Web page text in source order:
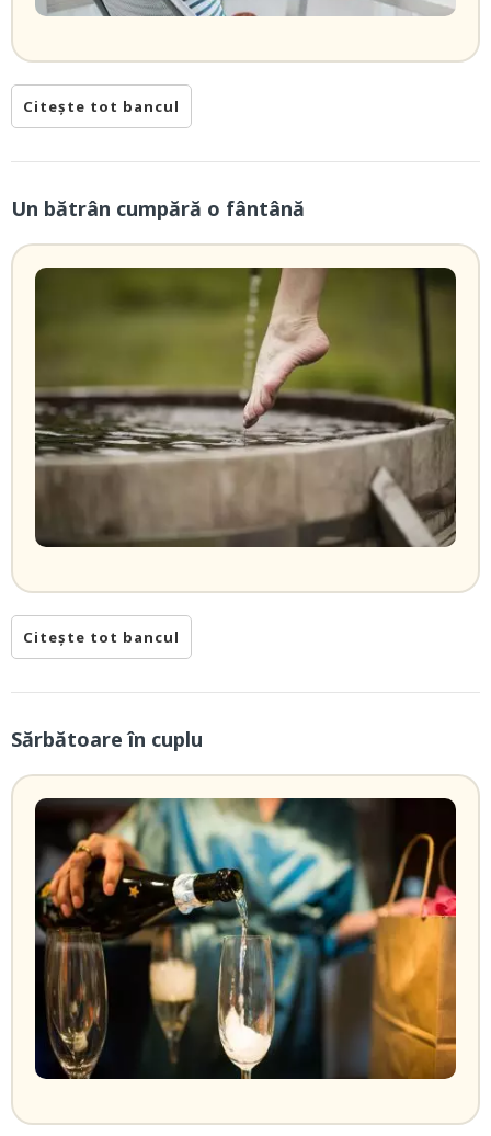
Citește tot bancul
Un bătrân cumpără o fântână
Citește tot bancul
Sărbătoare în cuplu